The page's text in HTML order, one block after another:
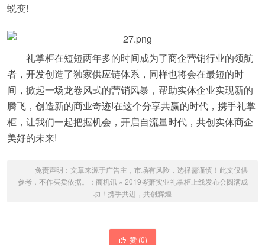
蜕变!
礼掌柜在短短两年多的时间成为了商企营销行业的领航
者，开发创造了独家供应链体系，同样也将会在最短的时
间，掀起一场龙卷风式的营销风暴，帮助实体企业实现新的
腾飞，创造新的商业奇迹!在这个分享共赢的时代，携手礼掌
柜，让我们一起把握机会，开启自流量时代，共创实体商企
美好的未来!
免责声明：文章来源于广告主，市场有风险，选择需谨慎！此文仅供
参考，不作买卖依据。： 商机讯» 2019岑萧实业礼掌柜上线发布会圆满成
功！携手共进，共创辉煌
赞 (0)